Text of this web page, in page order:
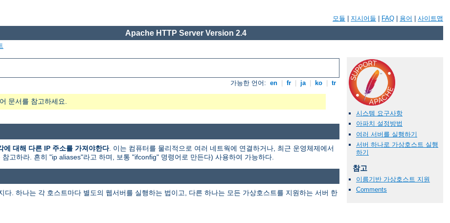
모듈 지시어들 FAQ 용어 사이트맵
Apache HTTP Server Version 2.4
가능한 언어: en fr ja ko tr
문서를 참고하세요.
시스템 요구사항
아파치 설정방법
여러 서버를 실행하기
서버 하나로 가상호스트 실행
하기
참고
이름기반 가상호스트 지원
Comments
에 대해 다른 IP 주소를 가져야한다. 이는 컴퓨터를 물리적으로 여러 네트웍에 연결하거나, 최근 운영체제에서
고하라. 흔히 "ip aliases"라고 하며, 보통 "ifconfig" 명령어로 만든다) 사용하여 가능하다.
. 하나는 각 호스트마다 별도의 웹서버를 실행하는 법이고, 다른 하나는 모든 가상호스트를 지원하는 서버 한